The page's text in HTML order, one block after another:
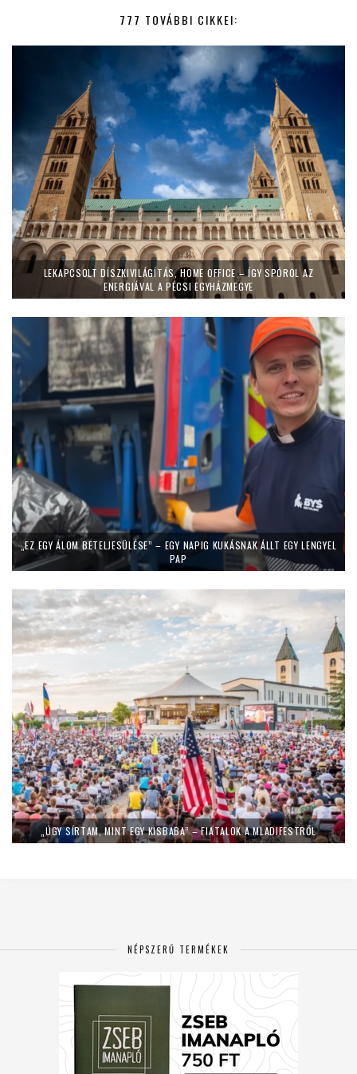
777 TOVÁBBI CIKKEI:
LEKAPCSOLT DÍSZKIVILÁGÍTÁS, HOME OFFICE – ÍGY SPÓROL AZ
ENERGIÁVAL A PÉCSI EGYHÁZMEGYE
„EZ EGY ÁLOM BETELJESÜLÉSE” – EGY NAPIG KUKÁSNAK ÁLLT EGY LENGYEL
PAP
„ÚGY SÍRTAM, MINT EGY KISBABA” – FIATALOK A MLADIFESTRŐL
NÉPSZERŰ TERMÉKEK